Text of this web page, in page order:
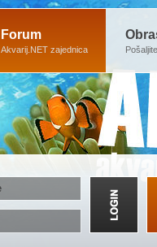
Forum
Akvarij.NET zajednica